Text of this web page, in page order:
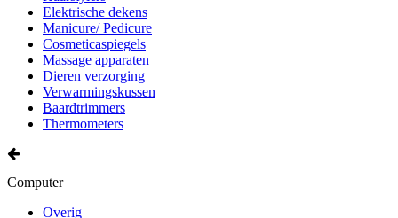
Elektrische dekens
Manicure/ Pedicure
Cosmeticaspiegels
Massage apparaten
Dieren verzorging
Verwarmingskussen
Baardtrimmers
Thermometers
Computer
Overig